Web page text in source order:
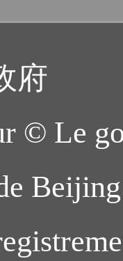
府
© Le